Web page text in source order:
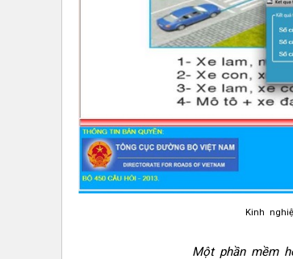
Kinh
Một phần mềm